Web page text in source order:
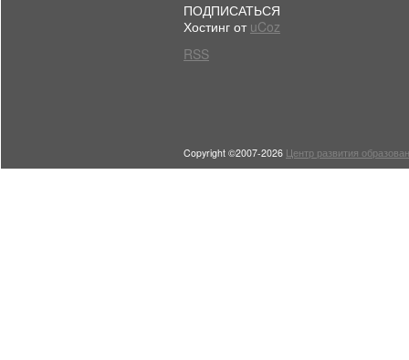
ПОДПИСАТЬСЯ
Хостинг от uCoz
RSS
Copyright ©2007-2026 Центр развития